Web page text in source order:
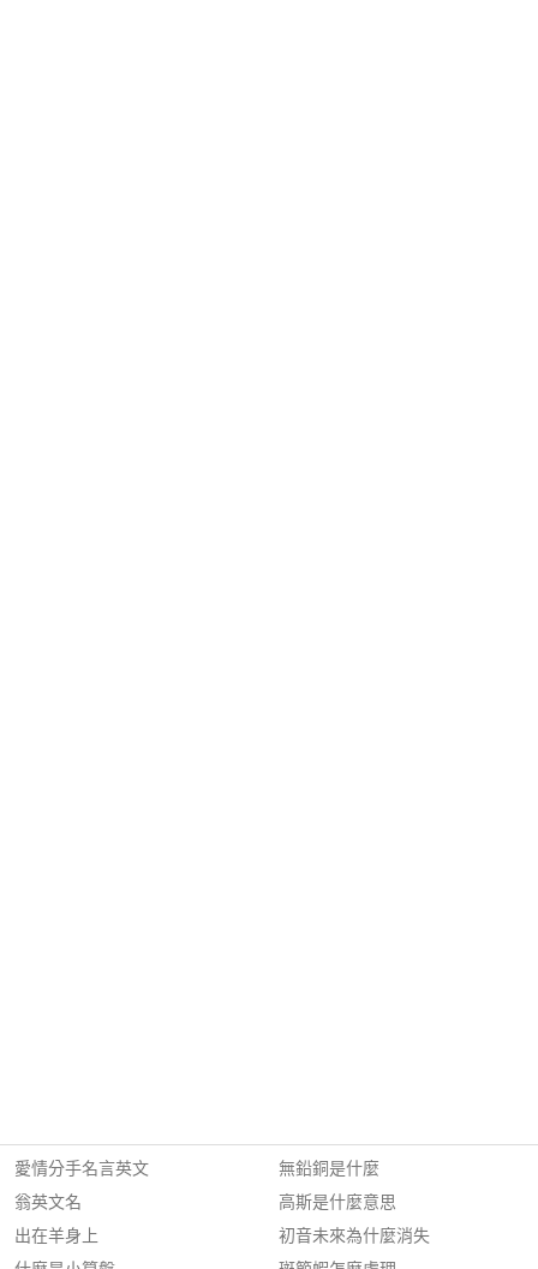
愛情分手名言英文
翁英文名
出在羊身上
無鉛銅是什麼
高斯是什麼意思
初音未來為什麼消失